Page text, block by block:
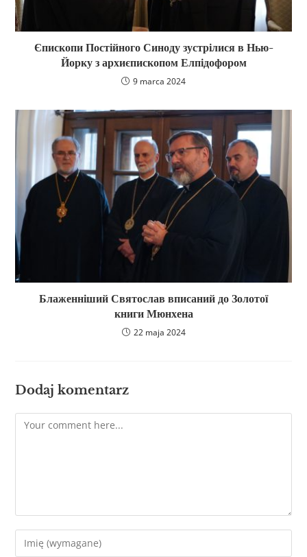
Єпископи Постійного Синоду зустрілися в Нью-
Йорку з архиєпископом Елпідофором
9 marca 2024
Блаженніший Святослав вписаний до Золотої
книги Мюнхена
22 maja 2024
Dodaj komentarz